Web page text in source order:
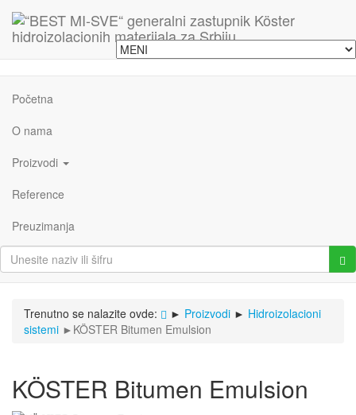
Početna
O nama
Proizvodi
Reference
Preuzimanja
Trenutno se nalazite ovde: ► Proizvodi ► Hidroizolacioni
sistemi ► KÖSTER Bitumen Emulsion
KÖSTER Bitumen Emulsion